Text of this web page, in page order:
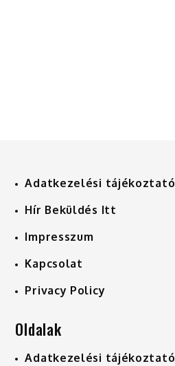
Adatkezelési tájékoztató
Hír Beküldés Itt
Impresszum
Kapcsolat
Privacy Policy
Oldalak
Adatkezelési tájékoztató